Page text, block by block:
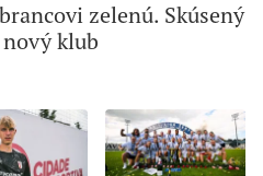
zelenú. Skúsený
klub